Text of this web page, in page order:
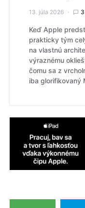
13. júla 2026
Keď Apple
prakticky tým
na vlastnú
výraznému
čomu sa z
iba glorifikovaný